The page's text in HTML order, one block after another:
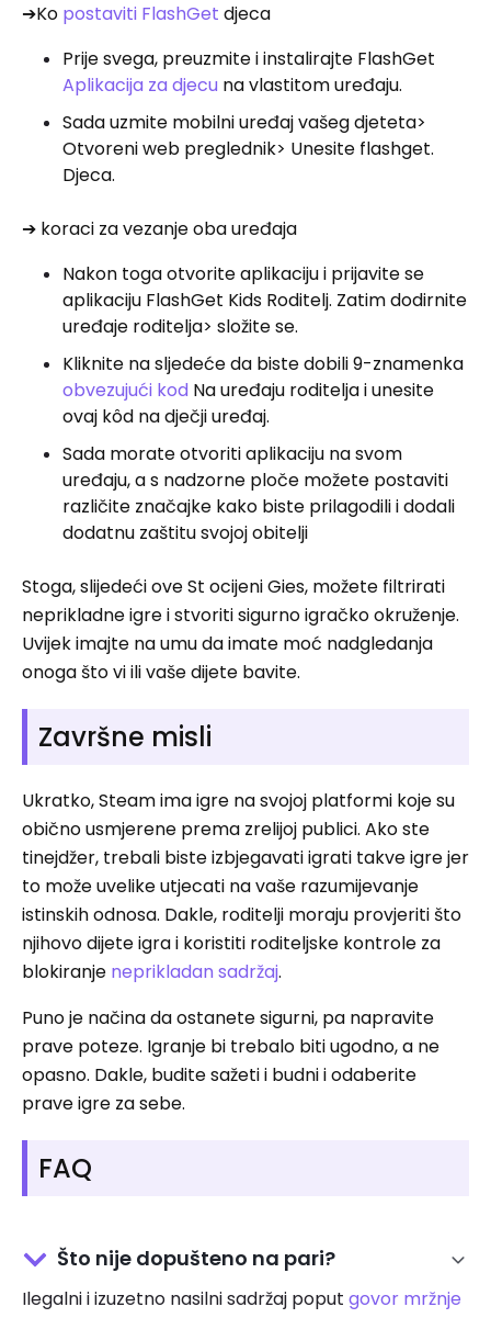
➔Ko postaviti FlashGet djeca
Prije svega, preuzmite i instalirajte FlashGet
Aplikacija za djecu na vlastitom uređaju.
Sada uzmite mobilni uređaj vašeg djeteta>
Otvoreni web preglednik> Unesite flashget.
Djeca.
➔ koraci za vezanje oba uređaja
Nakon toga otvorite aplikaciju i prijavite se
aplikaciju FlashGet Kids Roditelj. Zatim dodirnite
uređaje roditelja> složite se.
Kliknite na sljedeće da biste dobili 9-znamenka
obvezujući kod Na uređaju roditelja i unesite
ovaj kôd na dječji uređaj.
Sada morate otvoriti aplikaciju na svom
uređaju, a s nadzorne ploče možete postaviti
različite značajke kako biste prilagodili i dodali
dodatnu zaštitu svojoj obitelji
Stoga, slijedeći ove St ocijeni Gies, možete filtrirati
neprikladne igre i stvoriti sigurno igračko okruženje.
Uvijek imajte na umu da imate moć nadgledanja
onoga što vi ili vaše dijete bavite.
Završne misli
Ukratko, Steam ima igre na svojoj platformi koje su
obično usmjerene prema zrelijoj publici. Ako ste
tinejdžer, trebali biste izbjegavati igrati takve igre jer
to može uvelike utjecati na vaše razumijevanje
istinskih odnosa. Dakle, roditelji moraju provjeriti što
njihovo dijete igra i koristiti roditeljske kontrole za
blokiranje neprikladan sadržaj.
Puno je načina da ostanete sigurni, pa napravite
prave poteze. Igranje bi trebalo biti ugodno, a ne
opasno. Dakle, budite sažeti i budni i odaberite
prave igre za sebe.
FAQ
Što nije dopušteno na pari?
Ilegalni i izuzetno nasilni sadržaj poput govor mržnje